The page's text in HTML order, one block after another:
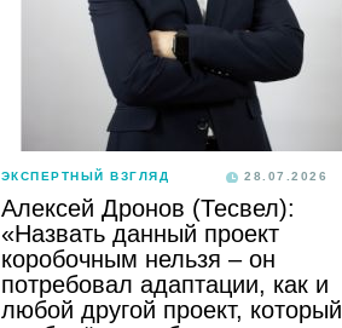
ЭКСПЕРТНЫЙ ВЗГЛЯД 28.07.2026
Алексей Дронов (Тесвел):
«Назвать данный проект
коробочным нельзя – он
потребовал адаптации, как и
любой другой проект, который